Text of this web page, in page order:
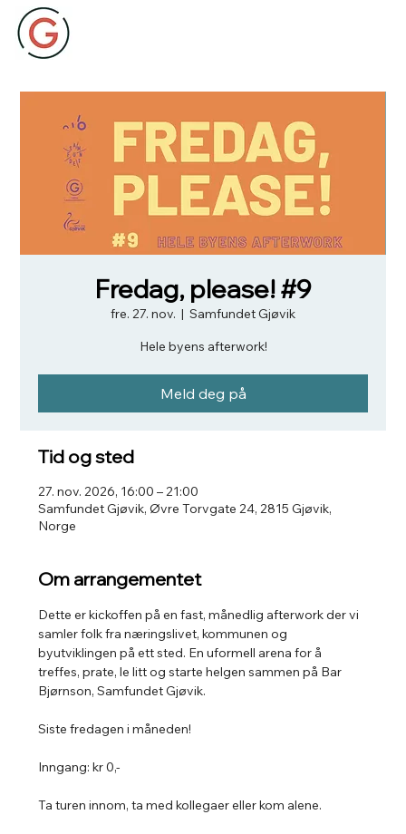
Fredag, please! #9
fre. 27. nov.
  |
Samfundet Gjøvik
Hele byens afterwork!
Meld deg på
Tid og sted
27. nov. 2026, 16:00 – 21:00
Samfundet Gjøvik, Øvre Torvgate 24, 2815 Gjøvik,
Norge
Om arrangementet
Dette er kickoffen på en fast, månedlig afterwork der vi
samler folk fra næringslivet, kommunen og
byutviklingen på ett sted. En uformell arena for å
treffes, prate, le litt og starte helgen sammen på Bar
Bjørnson, Samfundet Gjøvik.
Siste fredagen i måneden!
Inngang: kr 0,-
Ta turen innom, ta med kollegaer eller kom alene.